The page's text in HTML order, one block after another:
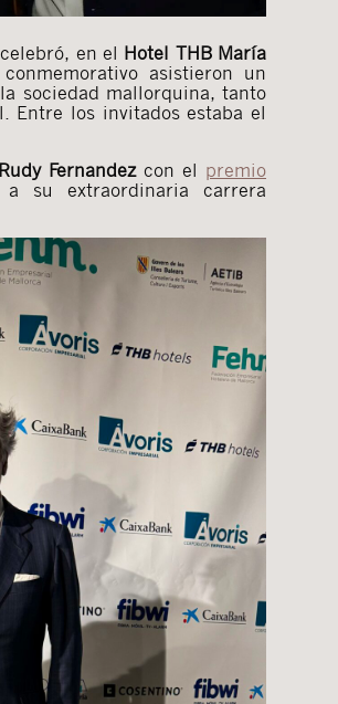
en el Hotel THB María
asistieron un
sociedad mallorquina, tanto
Entre los invitados estaba el
Rudy Fernandezcon el premio
su extraordinaria carrera